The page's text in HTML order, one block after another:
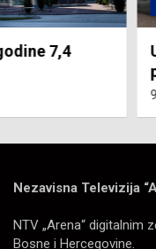
SEMBERSKE VIJESTI
Uhapšen zbog
Nezavisna Televizija
NTV „Arena“ digitalnim
Bosne i Hercegovine.